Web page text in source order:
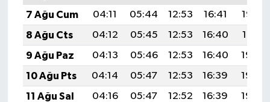
7 Ağu Cum
04:11 05:44 12:53 16:41
19:52
8 Ağu Cts
04:12 05:45 12:53 16:40
19:51
9 Ağu Paz
04:13 05:46 12:53 16:40
19:50
10 Ağu Pts
04:14 05:47 12:53 16:39
19:49
11 Ağu Sal
04:16 05:47 12:52 16:39
19:48